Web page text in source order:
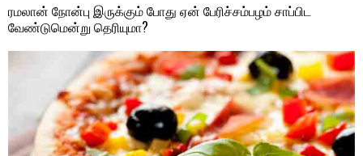
ரமலான் நோன்பு இருக்கும் போது ஏன் பேரிச்சம்பழம் சாப்பிட
வேண்டுமென்று தெரியுமா?